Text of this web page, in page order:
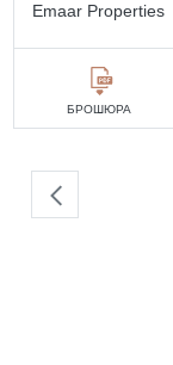
Emaar Properties
БРОШЮРА